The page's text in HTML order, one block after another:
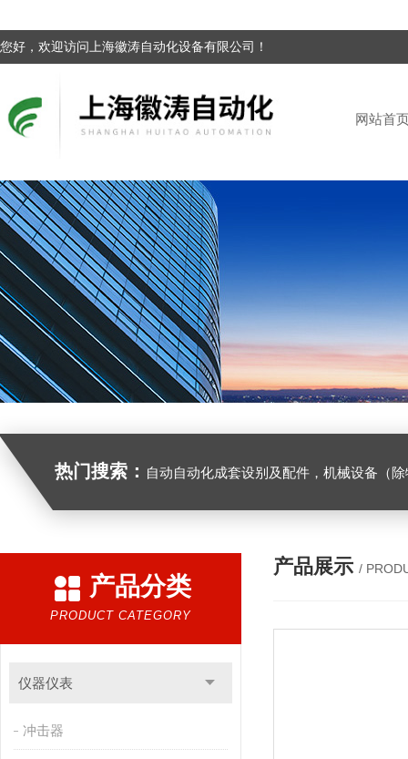
您好，欢迎访问上海徽涛自动化设备有限公司！
网站首
热门搜索： 自动自动化成套设别及配件，机械设备（除特种设备）及配件制造，加工（以上限分支机构经营），设计，批发，零售，模具，五金制品，工具加工（限分支机构经营），设计，批发，零售。五金交电，金属材料，金属制品，不锈钢制品，建筑材料，钢材，橡塑制品，环保设备，润滑剂，汽车配件，摩托车配件的批发，零售。（企业经营涉及行政许可的，凭许可证件经营）化成套设别及配件，机械设备（除特种设
产品分类
PRODUCT CATEGORY
仪器仪表
冲击器
产品展示 /